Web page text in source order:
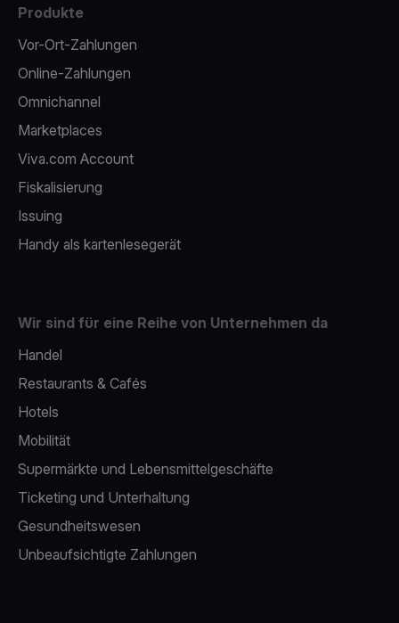
Produkte
Vor-Ort-Zahlungen
Online-Zahlungen
Omnichannel
Marketplaces
Viva.com Account
Fiskalisierung
Issuing
Handy als kartenlesegerät
Wir sind für eine Reihe von Unternehmen da
Handel
Restaurants & Cafés
Hotels
Mobilität
Supermärkte und Lebensmittelgeschäfte
Ticketing und Unterhaltung
Gesundheitswesen
Unbeaufsichtigte Zahlungen